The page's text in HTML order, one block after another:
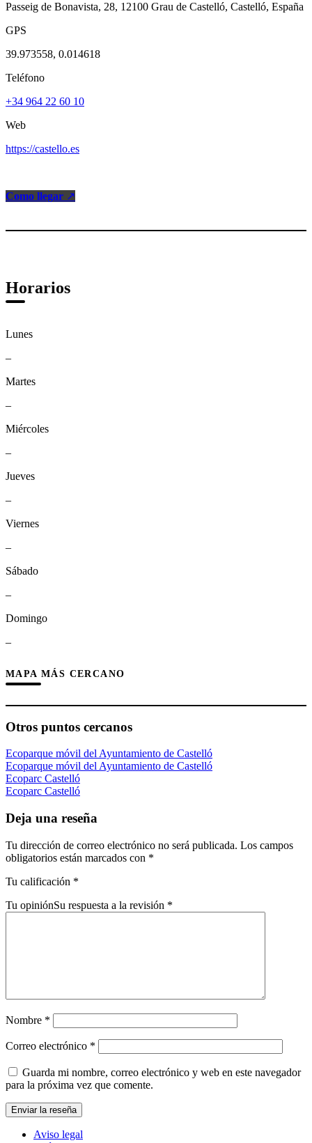
Passeig de Bonavista, 28, 12100 Grau de Castelló, Castelló, España
GPS
39.973558, 0.014618
Teléfono
+34 964 22 60 10
Web
https://castello.es
Como llegar ↗
Horarios
Lunes
–
Martes
–
Miércoles
–
Jueves
–
Viernes
–
Sábado
–
Domingo
–
MAPA MÁS CERCANO
Otros puntos cercanos
Ecoparque móvil del Ayuntamiento de Castelló
Ecoparque móvil del Ayuntamiento de Castelló
Ecoparc Castelló
Ecoparc Castelló
Deja una reseña
Tu dirección de correo electrónico no será publicada. Los campos
obligatorios están marcados con *
Tu calificación *
Tu opiniónSu respuesta a la revisión *
Nombre *
Correo electrónico *
Guarda mi nombre, correo electrónico y web en este navegador
para la próxima vez que comente.
Aviso legal